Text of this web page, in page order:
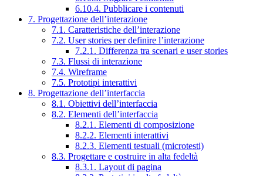
6.10.4. Pubblicare i contenuti
7. Progettazione dell’interazione
7.1. Caratteristiche dell’interazione
7.2. User stories per definire l’interazione
7.2.1. Differenza tra scenari e user stories
7.3. Flussi di interazione
7.4. Wireframe
7.5. Prototipi interattivi
8. Progettazione dell’interfaccia
8.1. Obiettivi dell’interfaccia
8.2. Elementi dell’interfaccia
8.2.1. Elementi di composizione
8.2.2. Elementi interattivi
8.2.3. Elementi testuali (microtesti)
8.3. Progettare e costruire in alta fedeltà
8.3.1. Layout di pagina